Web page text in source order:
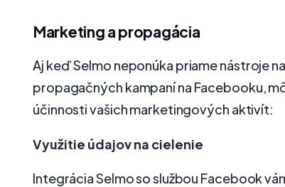
Marketing a propagácia
Aj keď Selmo neponúka priame nástroje
propagačných kampaní na Facebooku,
účinnosti vašich marketingových aktivít:
Využitie údajov na cielenie
Integrácia Selmo so službou Facebook